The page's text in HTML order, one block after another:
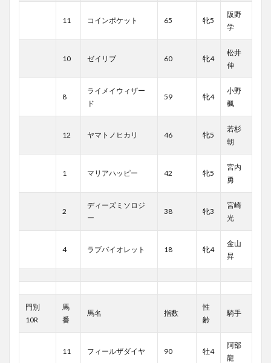
11 コインポケット 65 牝5
阪野
学
10 ゼイリブ 60 牝4
松井
伸
8
ライメイウィザー
ド
59 牝4
小野
楓
12 ヤマトノヒカリ 46 牝5
若杉
朝
1 マリアハッピー 42 牝5
宮内
勇
2
ディーズミソロジ
ー
38 牝3
宮崎
光
4 ラブバイオレット 18 牝4
金山
昇
門別
10R
馬
番
馬名 指数
性
齢
騎手
11 フィールザダイヤ 90 牡4
阿部
龍